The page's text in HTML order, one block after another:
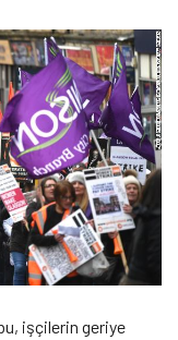
işçilerin geriye